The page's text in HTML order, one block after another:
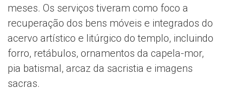
meses. Os serviços tiveram como foco a
recuperação dos bens móveis e integrados do
acervo artístico e litúrgico do templo, incluindo
forro, retábulos, ornamentos da capela-mor,
pia batismal, arcaz da sacristia e imagens
sacras.